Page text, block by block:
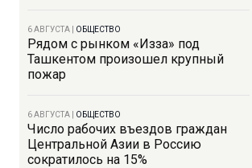
6 АВГУСТА ОБЩЕСТВО
Рядом с рынком «Изза» под
Ташкентом произошел крупный
пожар
6 АВГУСТА ОБЩЕСТВО
Число рабочих въездов граждан
Центральной Азии в Россию
сократилось на 15%